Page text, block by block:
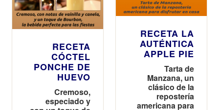
RECETA
CÓCTEL
PONCHE DE
HUEVO
Cremoso,
especiado y
RECETA LA
AUTÉNTICA
APPLE PIE
Tarta de
Manzana, un
clásico de la
repostería
americana para